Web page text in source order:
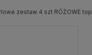
zestaw 4 szt RÓŻOWE